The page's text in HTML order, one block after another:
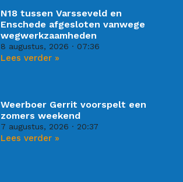
N18 tussen Varsseveld en
Enschede afgesloten vanwege
wegwerkzaamheden
8 augustus, 2026 07:36
Lees verder »
Weerboer Gerrit voorspelt een
zomers weekend
7 augustus, 2026 20:37
Lees verder »